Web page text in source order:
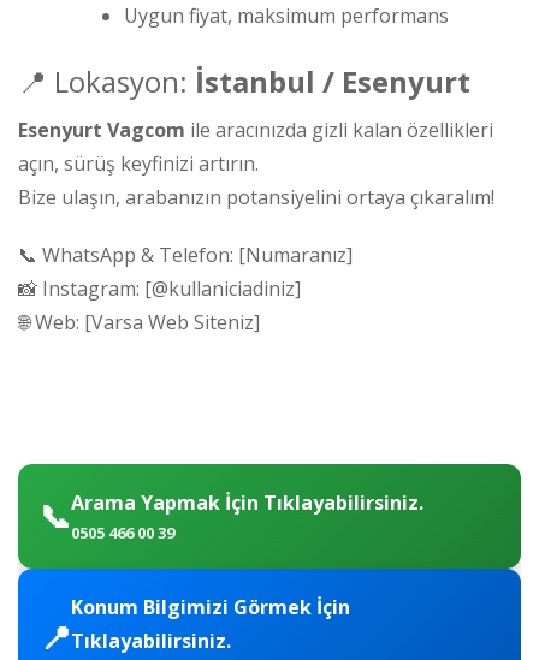
Uygun fiyat, maksimum performans
📍 Lokasyon: İstanbul / Esenyurt
Esenyurt Vagcom ile aracınızda gizli kalan özellikleri
açın, sürüş keyfinizi artırın.
Bize ulaşın, arabanızın potansiyelini ortaya çıkaralım!
📞 WhatsApp & Telefon: [Numaranız]
📸 Instagram: [@kullaniciadiniz]
🌐 Web: [Varsa Web Siteniz]
📞Arama Yapmak İçin Tıklayabilirsiniz.
0505 466 00 39
📍
Konum Bilgimizi Görmek İçin
Tıklayabilirsiniz.